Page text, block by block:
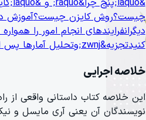
&laquo;پنج چرا&raquo; و &laquo;کایزن&raquo;
چیست؟روش کایزن چیست؟آموزش
دیگران
کنیدتجزیه&zwnj;وتحلیل آمارها پس از ثبات کسب و کار
خلاصه اجرایی
این خلاصه کتاب داستانی واقعی از
نویسندگان آن یعنی آری مایسل و